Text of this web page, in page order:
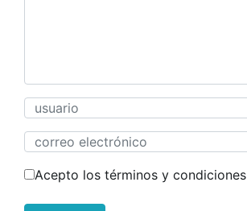
Acepto los términos y condiciones